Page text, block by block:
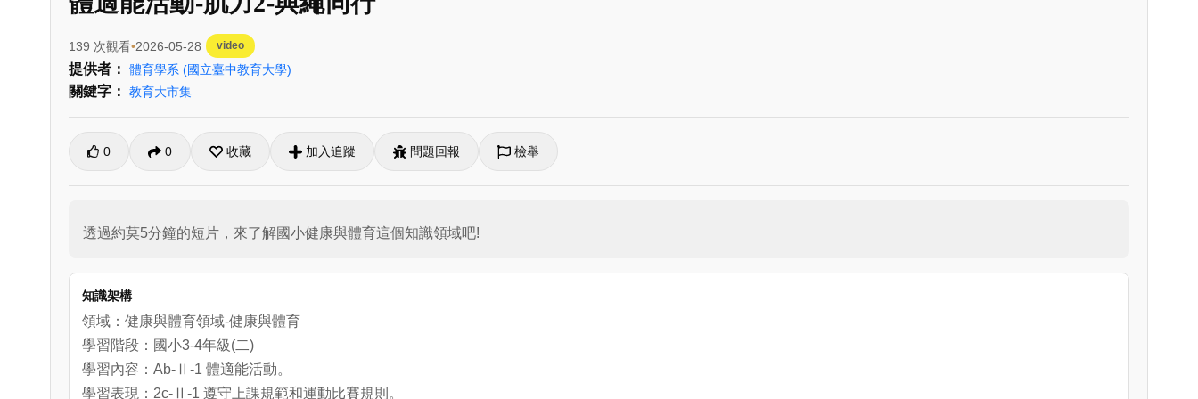
139 次觀看 2026-05-28 video
提供者： 體育學系 (國立臺中教育大學)
關鍵字： 教育大市集
0 0 收藏 加入追蹤 問題回報 檢舉
透過約莫5分鐘的短片，來了解國小健康與體育這個知識領域吧!
知識架構
領域：健康與體育領域-健康與體育
學習階段：國小3-4年級(二)
學習內容：Ab-Ⅱ-1 體適能活動。
學習表現：2c-Ⅱ-1 遵守上課規範和運動比賽規則。